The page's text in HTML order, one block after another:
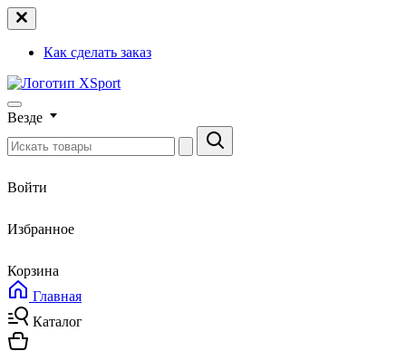
Как сделать заказ
Везде
Войти
Избранное
Корзина
Главная
Каталог